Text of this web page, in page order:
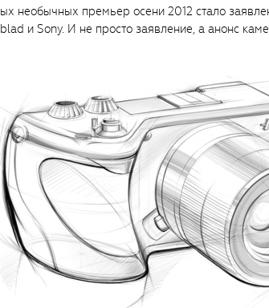
необычных премьер осени 2012 стало
и Sony. И не просто заявление, а анонс